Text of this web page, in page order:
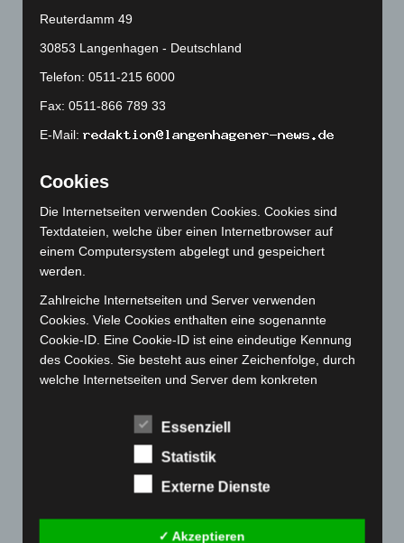
Februar 2023(154)
Januar 2023(140)
Dezember 2022(130)
November 2022 (167)
Oktober 2022(166)
August 2022(166)
Juli 2022(133)
Juni 2022(167)
Mai 2022
April 2022(198)
März 2022 (221)
Februar 2022(189)
Januar 2022(190)
(215)
Reuterdamm 49
30853 Langenhagen - Deutschland
Telefon: 0511-215 6000
Fax: 0511-866 789 33
E-Mail:
Cookies
Die Internetseiten verwenden Cookies. Cookies sind
Textdateien, welche über einen Internetbrowser auf
einem Computersystem abgelegt und gespeichert
werden.
Zahlreiche Internetseiten und Server verwenden
Cookies. Viele Cookies enthalten eine sogenannte
Cookie-ID. Eine Cookie-ID ist eine eindeutige Kennung
des Cookies. Sie besteht aus einer Zeichenfolge, durch
welche Internetseiten und Server dem konkreten
Cookie gespeichert wurde. Dies ermöglicht es den
Browser der betroffenen Person von anderen
Internetbrowsern, die andere Cookies enthalten, zu
über die eindeutige Cookie-ID wiedererkannt und
Essenziell
Statistik
Externe Dienste
✓ Akzeptieren